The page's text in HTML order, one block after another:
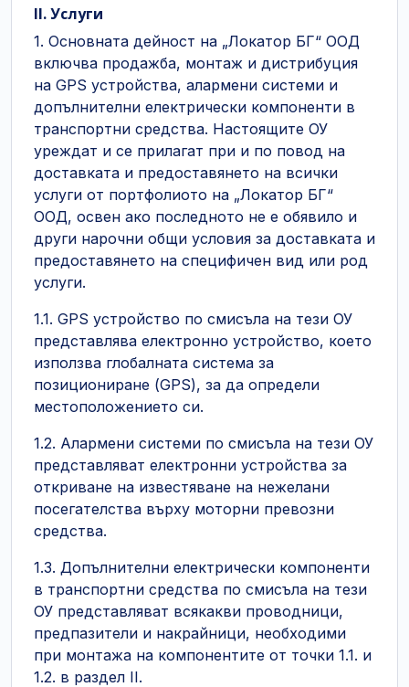
II. Услуги
1. Основната дейност на „Локатор БГ“ ООД
включва продажба, монтаж и дистрибуция
на GPS устройства, алармени системи и
допълнителни електрически компоненти в
транспортни средства. Настоящите ОУ
уреждат и се прилагат при и по повод на
доставката и предоставянето на всички
услуги от портфолиото на „Локатор БГ“
ООД, освен ако последното не е обявило и
други нарочни общи условия за доставката и
предоставянето на специфичен вид или род
услуги.
1.1. GPS устройство по смисъла на тези ОУ
представлява електронно устройство, което
използва глобалната система за
позициониране (GPS), за да определи
местоположението си.
1.2. Алармени системи по смисъла на тези ОУ
представляват електронни устройства за
откриване на известяване на нежелани
посегателства върху моторни превозни
средства.
1.3. Допълнителни електрически компоненти
в транспортни средства по смисъла на тези
ОУ представляват всякакви проводници,
предпазители и накрайници, необходими
при монтажа на компонентите от точки 1.1. и
1.2. в раздел II.